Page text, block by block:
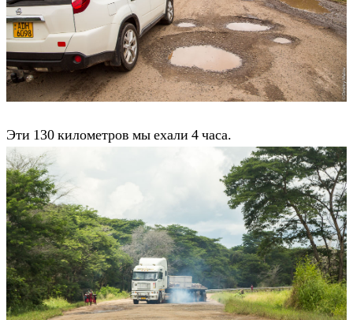
Эти 130 километров мы ехали 4 часа.